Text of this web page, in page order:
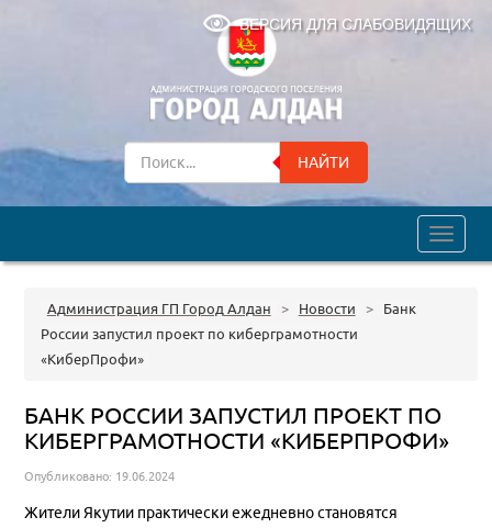
ВЕРСИЯ ДЛЯ СЛАБОВИДЯЩИХ
НАЙТИ
trk
Администрация ГП Город Алдан > Новости >
Банк
России запустил проект по киберграмотности
«КиберПрофи»
БАНК РОССИИ ЗАПУСТИЛ ПРОЕКТ ПО
КИБЕРГРАМОТНОСТИ «КИБЕРПРОФИ»
Опубликовано: 19.06.2024
Жители Якутии практически ежедневно становятся